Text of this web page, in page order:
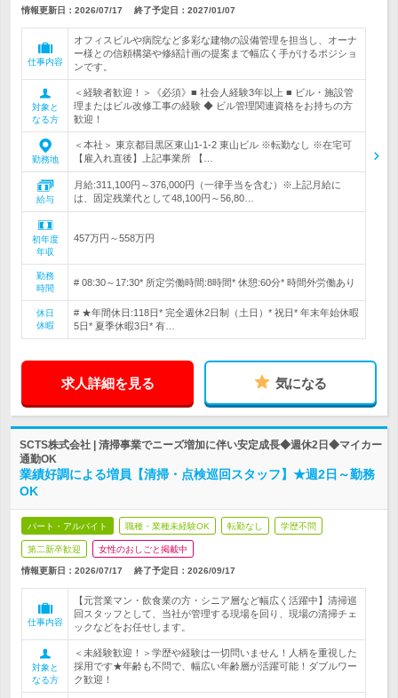
情報更新日：2026/07/17 終了予定日： 2027/01/07
仕事内容
オフィスビルや病院など多彩な建物の設備管理を担当し、オーナ
ー様との信頼構築や修繕計画の提案まで幅広く手がけるポジショ
ンです。
対象と
なる方
＜経験者歓迎！＞《必須》■ 社会人経験3年以上 ■ ビル・施設管
理またはビル改修工事の経験 ◆ ビル管理関連資格をお持ちの方
歓迎！
勤務地
＜本社＞ 東京都目黒区東山1-1-2 東山ビル ※転勤なし ※在宅可
【雇入れ直後】上記事業所 【…
給与
月給:311,100円～376,000円（一律手当を含む）※上記月給に
は、固定残業代として48,100円～56,80…
初年度
年収
457万円～558万円
勤務
時間
# 08:30～17:30* 所定労働時間:8時間* 休憩:60分* 時間外労働あり
休日
休暇
# ★年間休日:118日* 完全週休2日制（土日）* 祝日* 年末年始休暇
5日* 夏季休暇3日* 有…
求人詳細を見る 気になる
SCTS株式会社 | 清掃事業でニーズ増加に伴い安定成長◆週休2日◆マイカー
通勤OK
業績好調による増員【清掃・点検巡回スタッフ】★週2日～勤務
OK
パート・アルバイト 職種・業種未経験OK 転勤なし 学歴不問
第二新卒歓迎 女性のおしごと掲載中
情報更新日：2026/07/17 終了予定日： 2026/09/17
仕事内容
【元営業マン・飲食業の方・シニア層など幅広く活躍中】清掃巡
回スタッフとして、当社が管理する現場を回り、現場の清掃チェ
ックなどをお任せします。
対象と
なる方
＜未経験歓迎！＞学歴や経験は一切問いません！人柄を重視した
採用です★年齢も不問で、幅広い年齢層が活躍可能！ダブルワー
ク歓迎！